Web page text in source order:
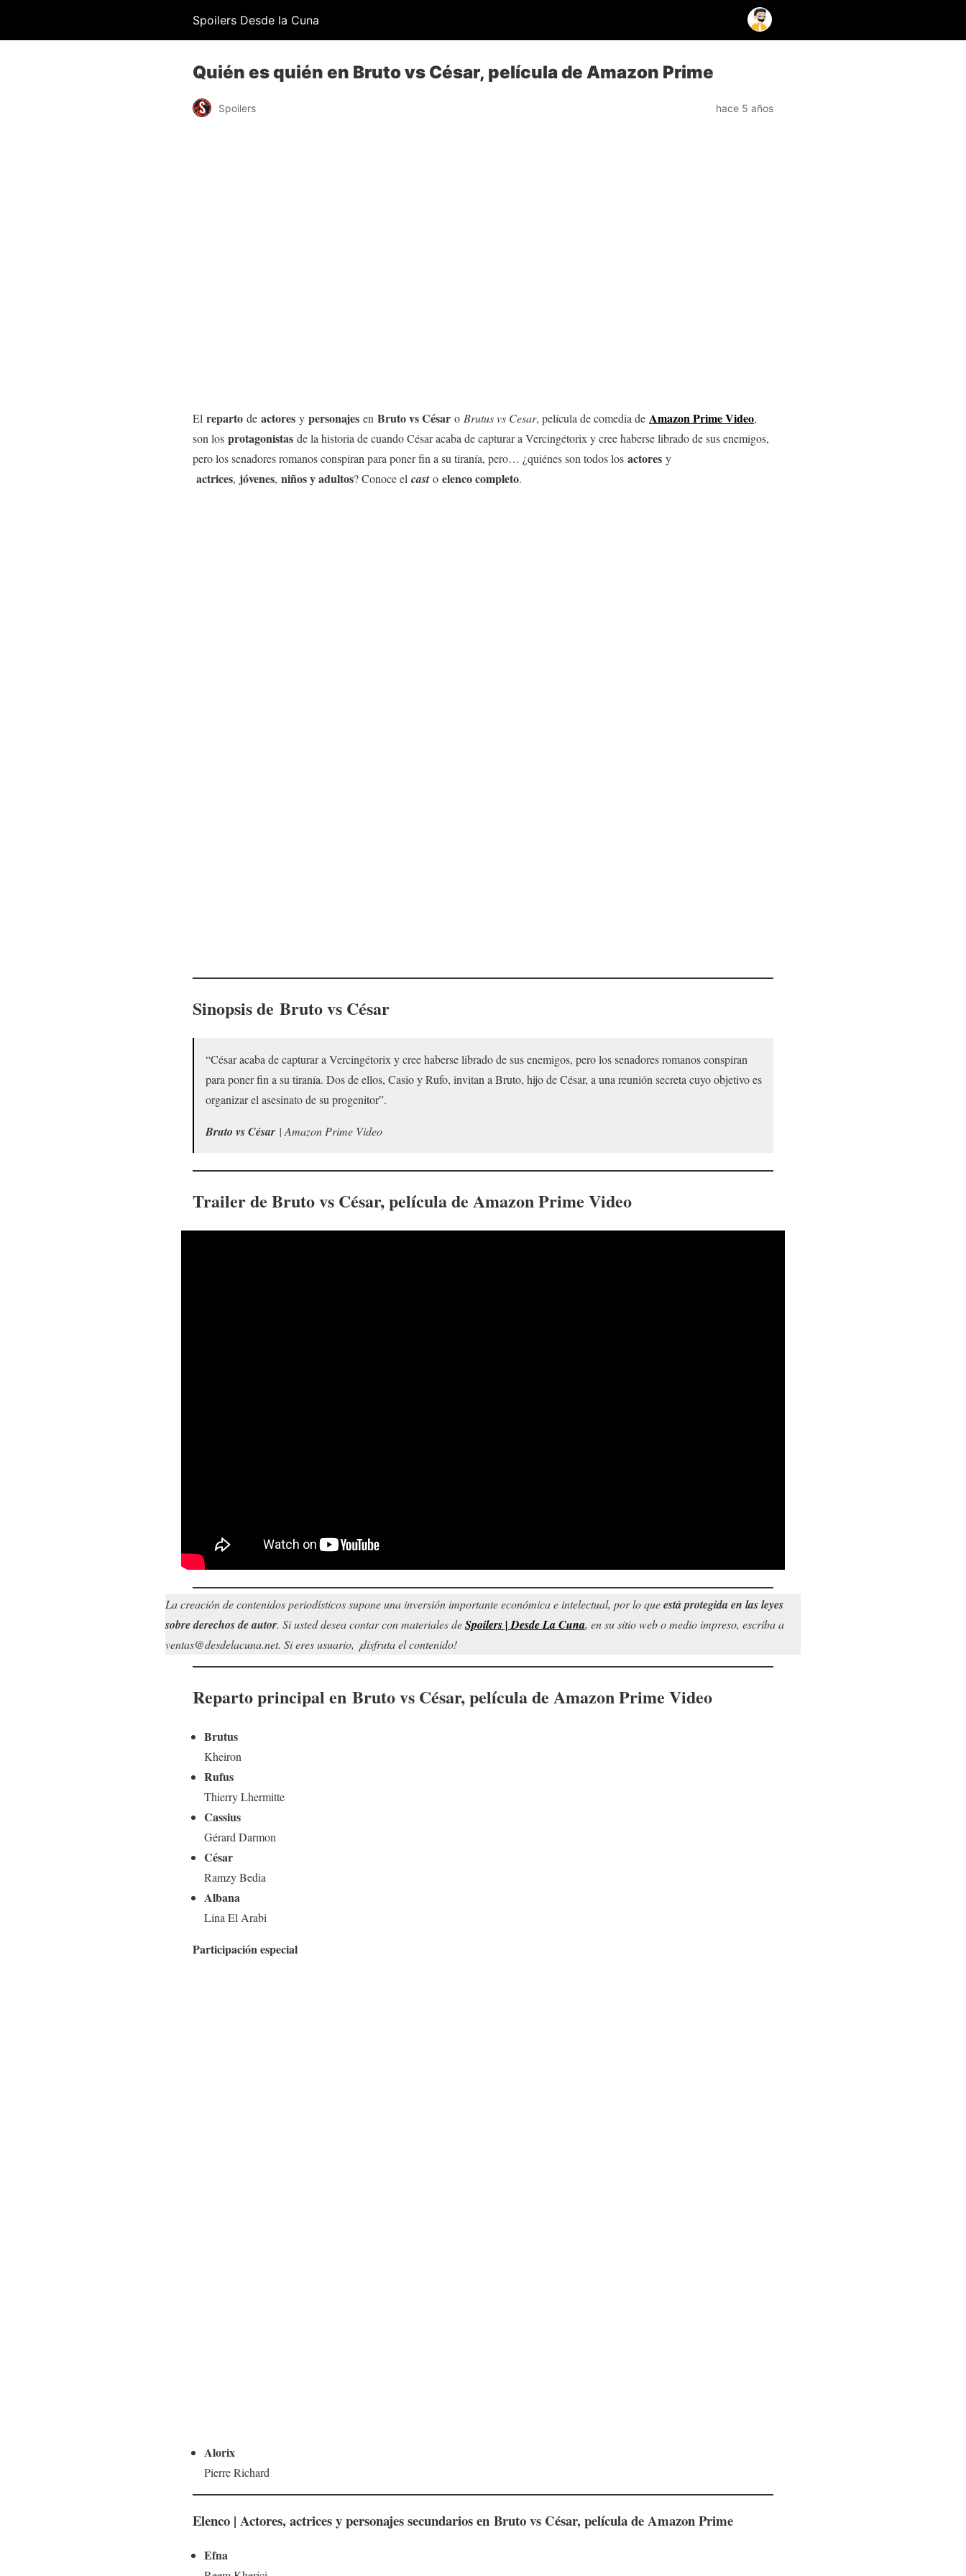
Spoilers Desde la Cuna
Quién es quién en Bruto vs César, película de Amazon Prime
Spoilers hace 5 años
El reparto de actores y personajes en Bruto vs César o Brutus vs Cesar, película de comedia de Amazon Prime Video,
son los protagonistas de la historia de cuando César acaba de capturar a Vercingétorix y cree haberse librado de sus enemigos,
pero los senadores romanos conspiran para poner fin a su tiranía, pero… ¿quiénes son todos los actores y
actrices, jóvenes, niños y adultos? Conoce el casto elenco completo.
Sinopsis de Bruto vs César
“César acaba de capturar a Vercingétorix y cree haberse librado de sus enemigos, pero los senadores romanos conspiran
para poner fin a su tiranía. Dos de ellos, Casio y Rufo, invitan a Bruto, hijo de César, a una reunión secreta cuyo objetivo es
organizar el asesinato de su progenitor”.
Bruto vs César | Amazon Prime Video
Trailer de Bruto vs César, película de Amazon Prime Video
La creación de contenidos periodísticos supone una inversión importante económica e intelectual, por lo queestá protegida en las leyes
sobre derechos de autor. Si usted desea contar con materiales deSpoilers | Desde La Cuna, en su sitio web o medio impreso, escriba a
ventas@desdelacuna.net. Si eres usuario, ¡disfruta el contenido!
Reparto principal en Bruto vs César, película de Amazon Prime Video
Brutus
Kheiron
Rufus
Thierry Lhermitte
Cassius
Gérard Darmon
César
Ramzy Bedia
Albana
Lina El Arabi
Participación especial
Alorix
Pierre Richard
Elenco | Actores, actrices y personajes secundarios en Bruto vs César, película de Amazon Prime
Efna